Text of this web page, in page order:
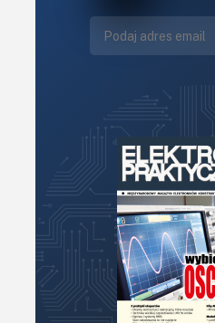
LED/LCD/OLED
Mechatronika
Optoelektronika
PCB/Montaż
Podstawy elektroniki
Podzespoły bierne
Półprzewodniki
Pomiary i testy